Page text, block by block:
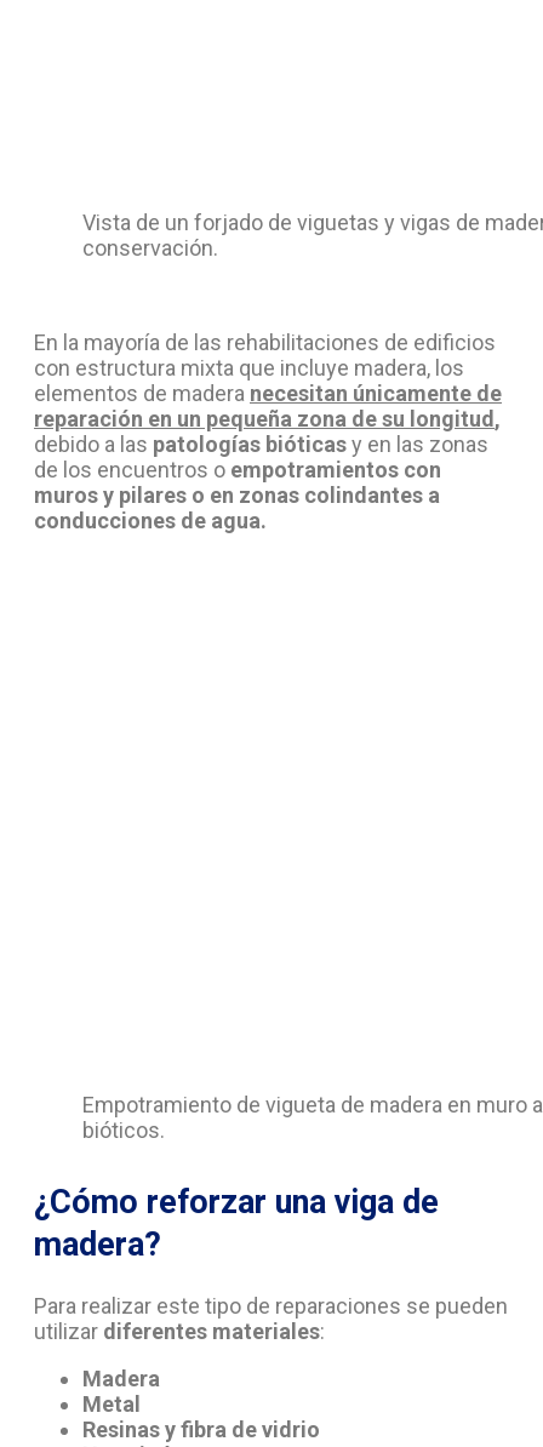
Vista de un forjado de viguetas y vigas de
conservación.
En la mayoría de las rehabilitaciones de edificios
con estructura mixta que incluye madera, los
elementos de madera necesitan únicamente de
reparación en un pequeña zona de su longitud ,
debido a las patologías bióticasy en las zonas
de los encuentros o empotramientos con
muros y pilares o en zonas colindantes a
conducciones de agua.
Empotramiento de vigueta de madera en muro
bióticos.
¿Cómo reforzar una viga de
madera?
Para realizar este tipo de reparaciones se pueden
utilizar diferentes materiales:
Madera
Metal
Resinas y fibra de vidrio